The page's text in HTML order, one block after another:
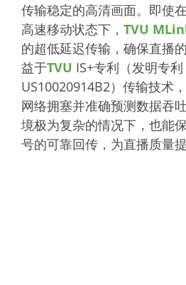
传输稳定的高清画面。即使
高速移动状态下， TVU
的超低延迟传输，确保直播
益于TVU IS+专利（发明专利
US10020914B2）传输技术
网络拥塞并准确预测数据吞
境极为复杂的情况下，也能
号的可靠回传，为直播质量